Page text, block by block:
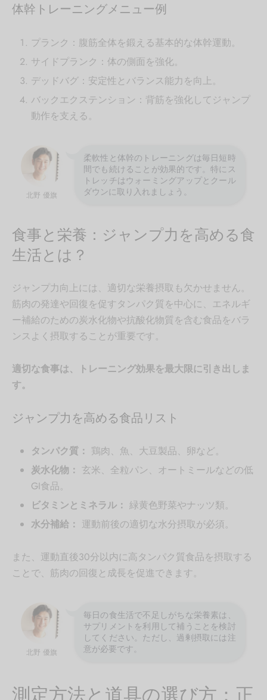
体幹トレーニングメニュー例
プランク：腹筋全体を鍛える基本的な体幹運動。
サイドプランク：体の側面を強化。
デッドバグ：安定性とバランス能力を向上。
バックエクステンション：背筋を強化してジャンプ
動作を支える。
北野 優旗
柔軟性と体幹のトレーニングは毎日短時
間でも続けることが効果的です。特にス
トレッチはウォーミングアップとクール
ダウンに取り入れましょう。
食事と栄養：ジャンプ力を高める食
生活とは？
ジャンプ力向上には、適切な栄養摂取も欠かせません。
筋肉の発達や回復を促すタンパク質を中心に、エネルギ
ー補給のための炭水化物や抗酸化物質を含む食品をバラ
ンスよく摂取することが重要です。
適切な食事は、トレーニング効果を最大限に引き出しま
す。
ジャンプ力を高める食品リスト
タンパク質： 鶏肉、魚、大豆製品、卵など。
炭水化物： 玄米、全粒パン、オートミールなどの低
GI食品。
ビタミンとミネラル： 緑黄色野菜やナッツ類。
水分補給： 運動前後の適切な水分摂取が必須。
また、運動直後30分以内に高タンパク質食品を摂取する
ことで、筋肉の回復と成長を促進できます。
北野 優旗
毎日の食生活で不足しがちな栄養素は、
サプリメントを利用して補うことを検討
してください。ただし、過剰摂取には注
意が必要です。